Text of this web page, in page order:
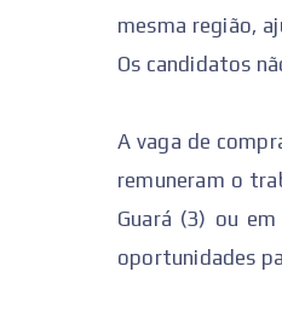
mesma região,
Os candidatos
A vaga de
remuneram o
Guará (3) ou
oportunidades